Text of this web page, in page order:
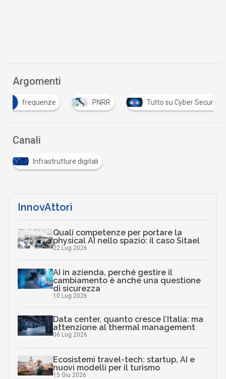
Argomenti
frequenze PNRR Tutto su Cyber Security
Canali
Infrastrutture digitali
InnovAttori
Quali competenze per portare la
physical AI nello spazio: il caso Sitael
22 Lug 2026
AI in azienda, perché gestire il
cambiamento è anche una questione
di sicurezza
10 Lug 2026
Data center, quanto cresce l’Italia: ma
attenzione al thermal management
06 Lug 2026
Ecosistemi travel-tech: startup, AI e
nuovi modelli per il turismo
15 Giu 2026